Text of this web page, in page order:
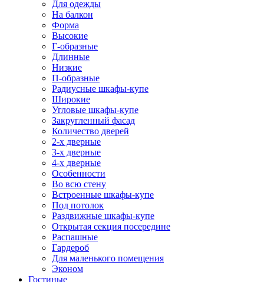
Для одежды
На балкон
Форма
Высокие
Г-образные
Длинные
Низкие
П-образные
Радиусные шкафы-купе
Широкие
Угловые шкафы-купе
Закругленный фасад
Количество дверей
2-х дверные
3-х дверные
4-х дверные
Особенности
Во всю стену
Встроенные шкафы-купе
Под потолок
Раздвижные шкафы-купе
Открытая секция посередине
Распашные
Гардероб
Для маленького помещения
Эконом
Гостиные